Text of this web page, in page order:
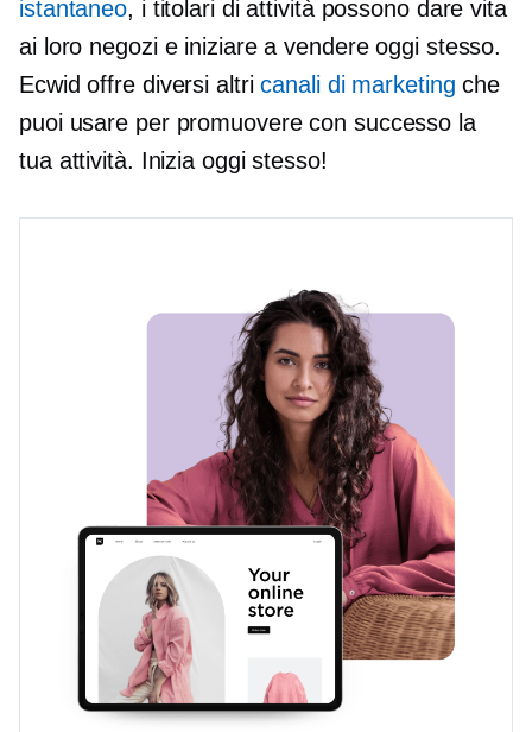
istantaneo, i titolari di attività possono dare vita
ai loro negozi e iniziare a vendere oggi stesso.
Ecwid offre diversi altricanali di marketing che
puoi usare per promuovere con successo la
tua attività. Inizia oggi stesso!